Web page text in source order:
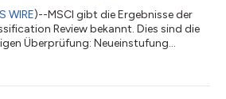
WIRE)--MSCI gibt die Ergebnisse der
Review bekannt. Dies sind die
Überprüfung: Neueinstufung
koordinierten Handels auf den